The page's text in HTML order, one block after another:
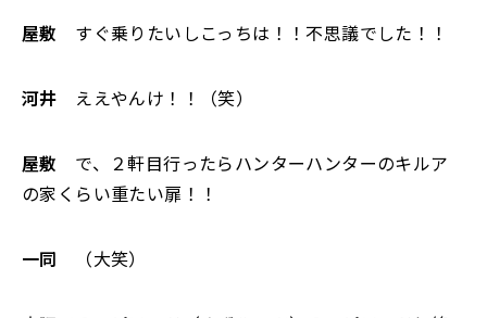
屋敷 すぐ乗りたいしこっちは！！不思議でした！！
河井 ええやんけ！！（笑）
屋敷 で、２軒目行ったらハンターハンターのキルア
の家くらい重たい扉！！
一同 （大笑）